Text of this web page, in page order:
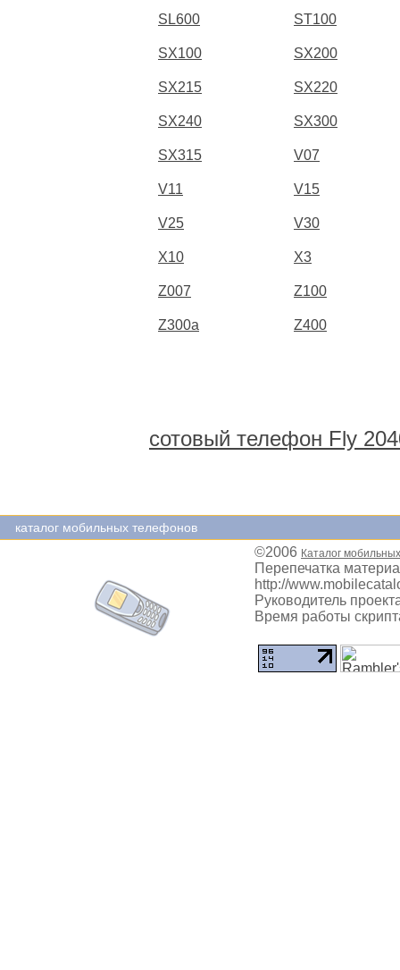
SL600 ST100
SX100 SX200
SX215 SX220
SX240 SX300
SX315 V07
V11 V15
V25 V30
X10 X3
Z007 Z100
Z300a Z400
сотовый телефон Fly
каталог мобильных телефонов
©2006 Каталог
Перепечатка
http://
Руководитель
Время работы